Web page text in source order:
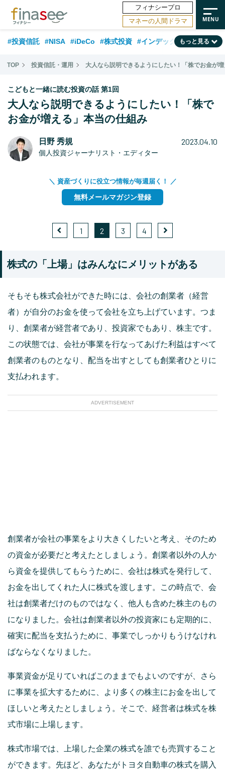
フィナシープロ
マネーの人間ドラマ
#投資信託 #NISA #iDeCo #株式投資 #インデックスファンド
#相談事例 #相続・贈与 #FP #新NISA #ランキング #トレンド
#資産運用業界 #老後 #海外事情 #積立投資
#フィナンシャル・ウェルビーイング #データ・調査
#60代
もっと見る
TOP 投資信託・運用 大人なら説明できるようにしたい！「株でお金が
こどもと一緒に読む投資の話 第1回
大人なら説明できるようにしたい！「株で
お金が増える」本当の仕組み
日野 秀規
個人投資ジャーナリスト・エディター
2023.04.10
＼ 資産づくりに役立つ情報が毎週届く！ ／
無料メールマガジン登録
1 2 3 4
株式の「上場」はみんなにメリットがある
そもそも株式会社ができた時には、会社の創業者（経営
者）が自分のお金を使って会社を立ち上げています。つま
り、創業者が経営者であり、投資家でもあり、株主です。
この状態では、会社が事業を行なってあげた利益はすべて
創業者のものとなり、配当を出すとしても創業者ひとりに
支払われます。
ADVERTISEMENT
創業者が会社の事業をより大きくしたいと考え、そのため
の資金が必要だと考えたとしましょう。創業者以外の人か
ら資金を提供してもらうために、会社は株式を発行して、
お金を出してくれた人に株式を渡します。この時点で、会
社は創業者だけのものではなく、他人も含めた株主のもの
になりました。会社は創業者以外の投資家にも定期的に、
確実に配当を支払うために、事業でしっかりもうけなけれ
ばならなくなりました。
事業資金が足りていればこのままでもよいのですが、さら
に事業を拡大するために、より多くの株主にお金を出して
ほしいと考えたとしましょう。そこで、経営者は株式を株
式市場に上場します。
株式市場では、上場した企業の株式を誰でも売買すること
ができます。先ほど、あなたがトヨタ自動車の株式を購入